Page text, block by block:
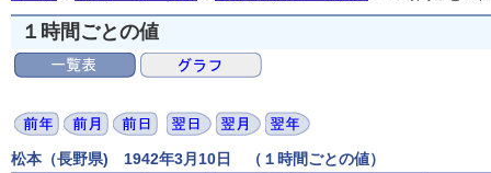
１時間ごとの値
松本（長野県) 1942年3月10日 （１時間ごとの値）